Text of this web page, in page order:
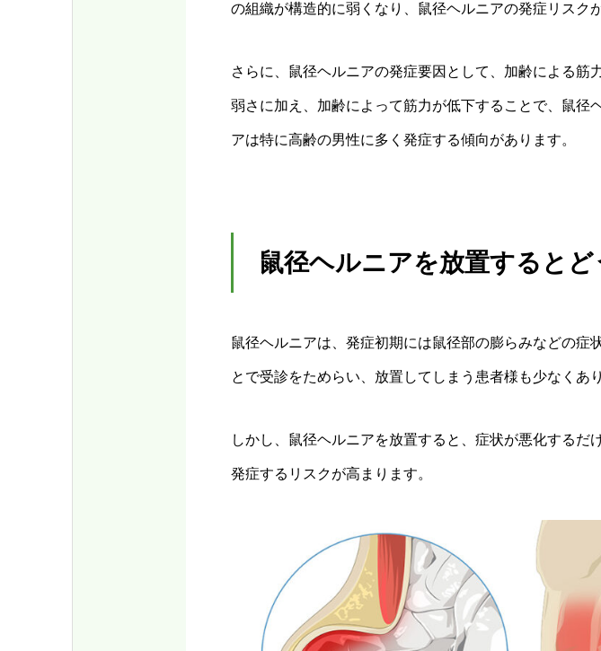
の組織が構造的に弱くなり、鼠径ヘルニアの発症リスク
さらに、鼠径ヘルニアの発症要因として、加齢による
弱さに加え、加齢によって筋力が低下することで、鼠径
アは特に高齢の男性に多く発症する傾向があります。
鼠径ヘルニアを放置するとど
鼠径ヘルニアは、発症初期には鼠径部の膨らみなどの症
とで受診をためらい、放置してしまう患者様も少なくあ
しかし、鼠径ヘルニアを放置すると、症状が悪化する
発症するリスクが高まります。